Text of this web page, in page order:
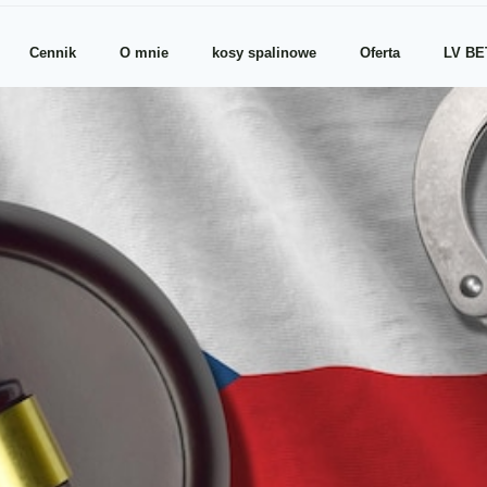
Cennik O mnie kosy spalinowe Oferta LV